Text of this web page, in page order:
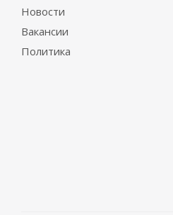
Новости
Вакансии
Политика